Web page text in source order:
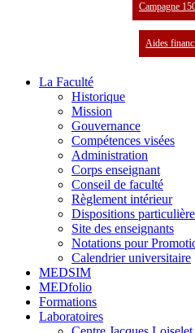
Campagne
Aides
La Faculté
Historique
Mission
Gouvernance
Compétences visées
Administration
Corps enseignant
Conseil de faculté
Règlement intérieur
Dispositions
Site des enseignants
Notations pour
Calendrier universitaire
MEDSIM
MEDfolio
Formations
Laboratoires